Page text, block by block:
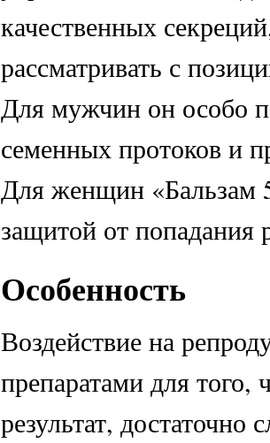
качественных
рассматривать с
Для мужчин он особо
семенных протоков и
Для женщин «Бальзам
защитой от
Особенность
Воздействие на
препаратами для
результат, достаточно